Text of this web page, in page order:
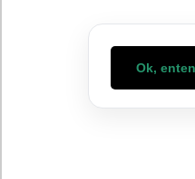
Ok,
5
Tomar